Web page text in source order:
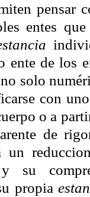
pensar
entes
ente de los
solo
con
o a
de
un
y su
propia